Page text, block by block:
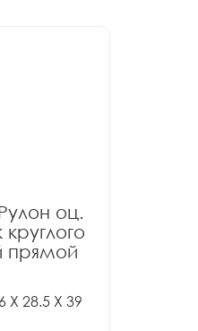
оц.
прямой
28.5 X 39